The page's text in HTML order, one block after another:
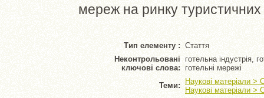
мереж на ринку туристичних
Тип елементу : Стаття
Неконтрольовані
ключові слова:
готельна індустрія,
готельні мережі
Теми:
Наукові матеріали >
Наукові матеріали >